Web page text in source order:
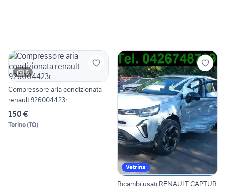
5
Compressore aria condizionata
renault 926004423r
150 €
Torino(TO)
Vetrina
Ricambi usati RENAULT CAPTUR